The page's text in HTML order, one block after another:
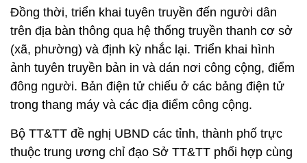
Đồng thời, triển khai tuyên truyền đến người dân
trên địa bàn thông qua hệ thống truyền thanh cơ sở
(xã, phường) và định kỳ nhắc lại. Triển khai hình
ảnh tuyên truyền bản in và dán nơi công cộng, điểm
đông người. Bản điện tử chiếu ở các bảng điện tử
trong thang máy và các địa điểm công cộng.
Bộ TT&TT đề nghị UBND các tỉnh, thành phố trực
thuộc trung ương chỉ đạo Sở TT&TT phối hợp cùng